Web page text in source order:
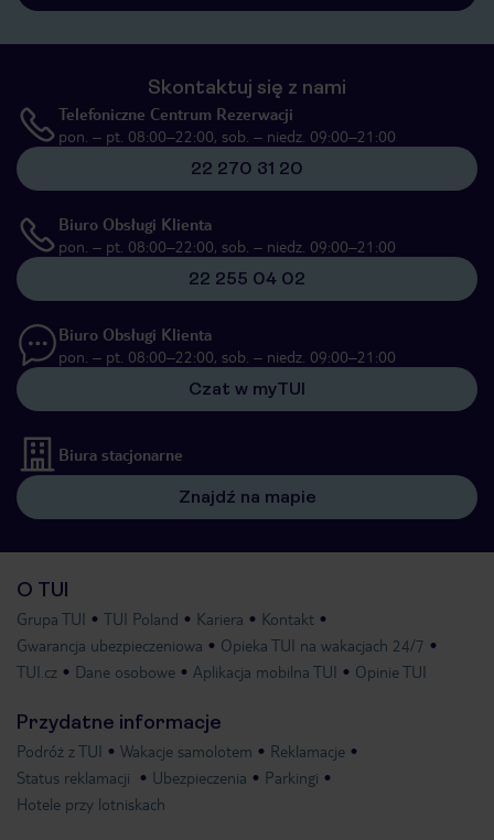
Skontaktuj się z nami
Telefoniczne Centrum Rezerwacji
pon. – pt. 08:00–22:00, sob. – niedz. 09:00–21:00
22 270 31 20
Biuro Obsługi Klienta
pon. – pt. 08:00–22:00, sob. – niedz. 09:00–21:00
22 255 04 02
Biuro Obsługi Klienta
pon. – pt. 08:00–22:00, sob. – niedz. 09:00–21:00
Czat w myTUI
Biura stacjonarne
Znajdź na mapie
O TUI
Grupa TUI TUI Poland Kariera
Kontakt
Gwarancja ubezpieczeniowa
Opieka TUI na wakacjach 24/7
TUI.cz
Dane osobowe Aplikacja mobilna TUI Opinie TUI
Przydatne informacje
Podróż z TUI Wakacje samolotem
Reklamacje
Status reklamacji
Ubezpieczenia
Parkingi
Hotele przy lotniskach